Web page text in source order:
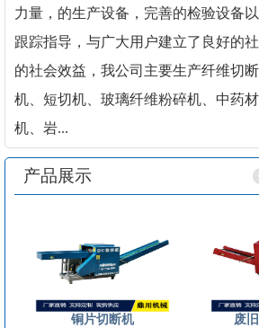
力量，的生产设备，完善的检验设备
跟踪指导，与广大用户建立了良好的
的社会效益，我公司主要生产纤维切
机、短切机、玻璃纤维粉碎机、中药
机、岩...
产品展示
铜片切断机 废